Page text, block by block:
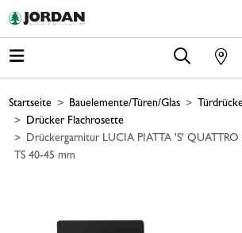
Startseite Bauelemente/Türen/Glas
Drücker Flachrosette
Drückergarnitur LUCIA PIATTA 'S' QUATTRO
TS 40-45 mm